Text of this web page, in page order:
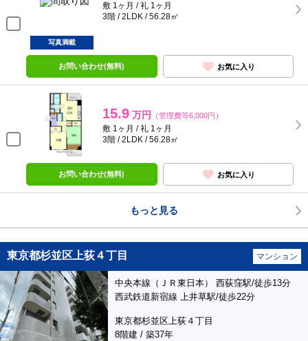
敷 1ヶ月 / 礼 1ヶ月
3階 / 2LDK / 56.28㎡
写真満載
お問い合わせ(無料) お気に入り
15.9 万円 （管理費等6,000円）
敷 1ヶ月 / 礼 1ヶ月
3階 / 2LDK / 56.28㎡
お問い合わせ(無料) お気に入り
もっと見る
東京都杉並区上荻４丁目 マンション
中央本線（ＪＲ東日本） 西荻窪駅/徒歩13分
西武鉄道新宿線 上井草駅/徒歩22分
東京都杉並区上荻４丁目
8階建 / 築37年